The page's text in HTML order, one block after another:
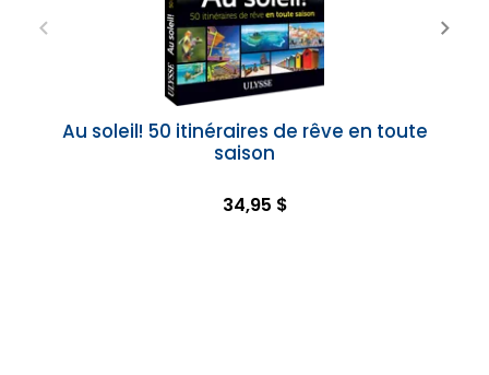
Au soleil! 50 itinéraires de rêve en toute
saison
34,95 $